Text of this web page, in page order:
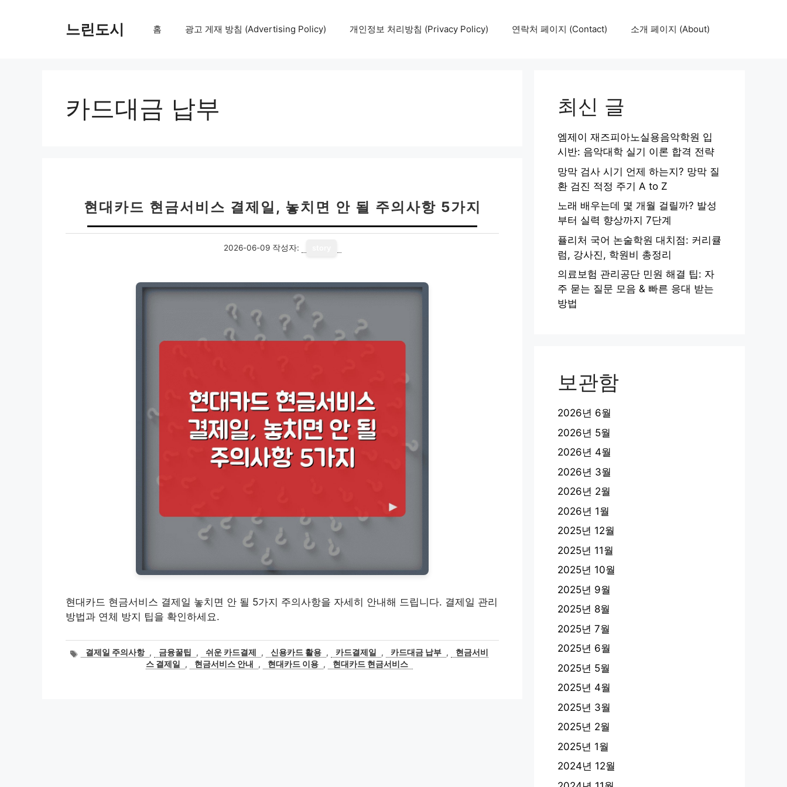
느린도시 홈 광고 게재 방침 (Advertising Policy) 개인정보 처리방침 (Privacy Policy) 연락처 페이지 (Contact) 소개 페이지 (About)
카드대금 납부
현대카드 현금서비스 결제일, 놓치면 안 될 주의사항 5가지
2026-06-09 작성자:
현대카드 현금서비스 결제일 놓치면 안 될 5가지 주의사항을 자세히 안내해 드립니다. 결제일 관리
방법과 연체 방지 팁을 확인하세요.
태결제일 주의사항 , 금융꿀팁 , 쉬운 카드결제 , 신용카드 활용 , 카드결제일 , 카드대금 납부 ,
현금서비
스 결제일
, 현금서비스 안내 , 현대카드 이용 , 현대카드 현금서비스
최신 글
엠제이 재즈피아노실용음악학원 입
시반: 음악대학 실기 이론 합격 전략
망막 검사 시기 언제 하는지? 망막 질
환 검진 적정 주기 A to Z
노래 배우는데 몇 개월 걸릴까? 발성
부터 실력 향상까지 7단계
퓰리처 국어 논술학원 대치점: 커리큘
럼, 강사진, 학원비 총정리
의료보험 관리공단 민원 해결 팁: 자
주 묻는 질문 모음 & 빠른 응대 받는
방법
보관함
2026년 6월
2026년 5월
2026년 4월
2026년 3월
2026년 2월
2026년 1월
2025년 12월
2025년 11월
2025년 10월
2025년 9월
2025년 8월
2025년 7월
2025년 6월
2025년 5월
2025년 4월
2025년 3월
2025년 2월
2025년 1월
2024년 12월